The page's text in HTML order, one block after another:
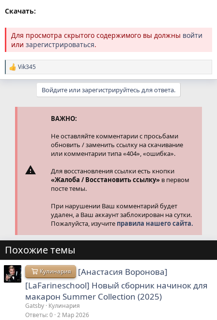
Скачать:
Для просмотра скрытого содержимого вы должны войти
или зарегистрироваться.
Р
е
Vik345
Войдите или зарегистрируйтесь для ответа.
ВАЖНО:
Не оставляйте комментарии с просьбами
обновить / заменить ссылку на скачивание
или комментарии типа «404», «ошибка».
Для восстановления ссылки есть кнопки
«Жалоба / Восстановить ссылку» в первом
посте темы.
При нарушении Ваш комментарий будет
удален, а Ваш аккаунт заблокирован на сутки.
Пожалуйста, изучите правила нашего сайта.
Похожие темы
Кулинария
[Анастасия Воронова]
[LaFarineschool] Новый сборник начинок для
макарон Summer Collection (2025)
Gatsby Кулинария
Ответы 0 2 Мар 2026